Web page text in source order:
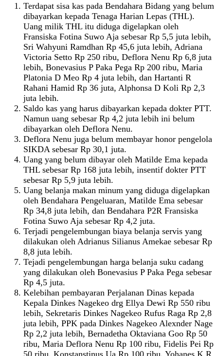
Terdapat sisa kas pada Bendahara Bidang yang belum
dibayarkan kepada Tenaga Harian Lepas (THL).
Uang milik THL itu diduga digelapkan oleh
Fransiska Fotina Suwo Aja sebesar Rp 5,5 juta lebih,
Sri Wahyuni Ramdhan Rp 45,6 juta lebih, Adriana
Victoria Setto Rp 250 ribu, Deflora Nenu Rp 6,8 juta
lebih, Bonevasius P Paka Pega Rp 200 ribu, Maria
Platonia D Meo Rp 4 juta lebih, dan Hartanti R
Rahani Hamid Rp 36 juta, Alphonsa D Koli Rp 2,3
juta lebih.
Saldo kas yang harus dibayarkan kepada dokter PTT.
Namun uang sebesar Rp 4,2 juta lebih ini belum
dibayarkan oleh Deflora Nenu.
Deflora Nenu juga belum membayar honor pengelola
SIKDA sebesar Rp 30,1 juta.
Uang yang belum dibayar oleh Matilde Ema kepada
THL sebesar Rp 168 juta lebih, insentif dokter PTT
sebesar Rp 5,9 juta lebih.
Uang belanja makan minum yang diduga digelapkan
oleh Bendahara Pengeluaran, Matilde Ema sebesar
Rp 34,8 juta lebih, dan Bendahara P2R Fransiska
Fotina Suwo Aja sebesar Rp 4,2 juta.
Terjadi pengelembungan biaya belanja servis yang
dilakukan oleh Adrianus Silianus Amekae sebesar Rp
8,8 juta lebih.
Tejadi pengelembungan harga belanja suku cadang
yang dilakukan oleh Bonevasius P Paka Pega sebesar
Rp 4,5 juta.
Kelebihan pembayaran Perjalanan Dinas kepada
Kepala Dinkes Nagekeo drg Ellya Dewi Rp 550 ribu
lebih, Sekretaris Dinkes Nagekeo Rufus Raga Rp 2,8
juta lebih, PPK pada Dinkes Nagekeo Alexnder Nage
Rp 2,2 juta lebih, Bernadetha Oktaviana Goo Rp 50
ribu, Maria Deflora Nenu Rp 100 ribu, Fidelis Pei Rp
50 ribu, Konstanstinus Ua Rp 100 ribu, Yohanes K R